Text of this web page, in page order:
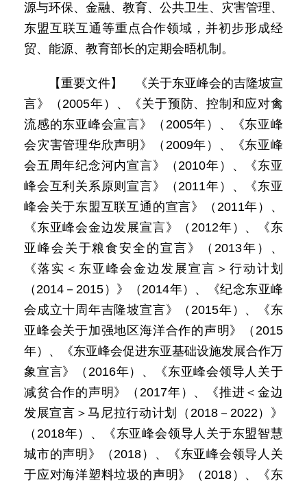
源与环保、金融、教育、公共卫生、灾害管理、
东盟互联互通等重点合作领域，并初步形成经
贸、能源、教育部长的定期会晤机制。
【重要文件】 《关于东亚峰会的吉隆坡宣
言》（2005年）、《关于预防、控制和应对禽
流感的东亚峰会宣言》（2005年）、《东亚峰
会灾害管理华欣声明》（2009年）、《东亚峰
会五周年纪念河内宣言》（2010年）、《东亚
峰会互利关系原则宣言》（2011年）、《东亚
峰会关于东盟互联互通的宣言》（2011年）、
《东亚峰会金边发展宣言》（2012年）、《东
亚峰会关于粮食安全的宣言》（2013年）、
《落实＜东亚峰会金边发展宣言＞行动计划
（2014－2015）》（2014年）、《纪念东亚峰
会成立十周年吉隆坡宣言》（2015年）、《东
亚峰会关于加强地区海洋合作的声明》（2015
年）、《东亚峰会促进东亚基础设施发展合作万
象宣言》（2016年）、《东亚峰会领导人关于
减贫合作的声明》（2017年）、《推进＜金边
发展宣言＞马尼拉行动计划（2018－2022）》
（2018年）、《东亚峰会领导人关于东盟智慧
城市的声明》（2018）、《东亚峰会领导人关
于应对海洋塑料垃圾的声明》（2018）、《东